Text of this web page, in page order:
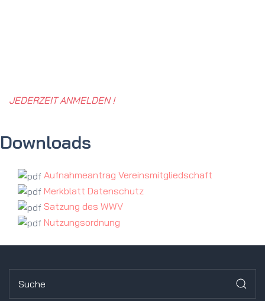
JEDERZEIT ANMELDEN !
Downloads
Aufnahmeantrag Vereinsmitgliedschaft
Merkblatt Datenschutz
Satzung des WWV
Nutzungsordnung